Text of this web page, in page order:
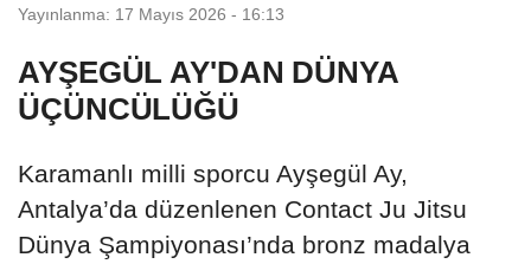
Yayınlanma: 17 Mayıs 2026 - 16:13
AYŞEGÜL AY'DAN DÜNYA
ÜÇÜNCÜLÜĞÜ
Karamanlı milli sporcu Ayşegül Ay,
Antalya’da düzenlenen Contact Ju Jitsu
Dünya Şampiyonası’nda bronz madalya